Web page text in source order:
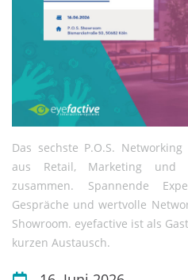
Das sechste P.O.S.
aus Retail, Marketing und
zusammen. Spannende
Gespräche und wertvolle
Showroom. eyefactive ist als
kurzen Austausch.